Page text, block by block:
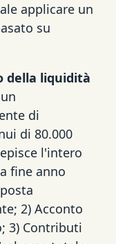
applicare un
su
della liquidità
di
di 80.000
l'intero
fine anno
2) Acconto
3) Contributi